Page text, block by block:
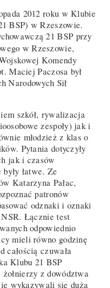
2012 roku w Klubie
BSP) w Rzeszowie.
21 BSP przy
w Rzeszowie,
Komendy
Maciej Paczosa był
Narodowych Sił
szkół, rywalizacja
zespoły) jak i
młodzież z klas o
Pytania dotyczyły
jak i czasów
łatwe. Ze
Katarzyna Pałac,
patronów
odznaki i oznaki
Łącznie test
odpowiednio
mieli równo godzinę
całością czuwała
Klubu 21 BSP
z dowództwa
wykazywali się dużą